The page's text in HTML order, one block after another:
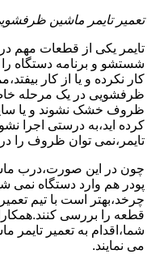
تعمیر تایمر ماشین
تایمر یکی از قطعات
شستشو و برنامه دستگاه
کار نکرده و یا از کار
ظرفشویی در یک مرحله
ظروف خشک نشوند و یا
کرده اید،به درستی اجرا
تایمر،نمی توان ظروف
چون در این صورت،درب
پودر هم وارد دستگاه نمی
چرخد،بهتر است با تیم
قطعه را بررسی
شما،اقدام به تعمیر
می نمایند.